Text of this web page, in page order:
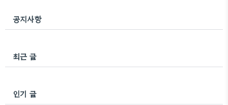
공지사항
최근 글
인기 글